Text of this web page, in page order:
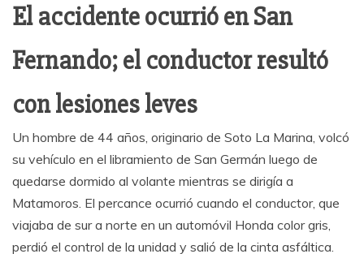
El accidente ocurrió en San
Fernando; el conductor resultó
con lesiones leves
Un hombre de 44 años, originario de Soto La Marina, volcó
su vehículo en el libramiento de San Germán luego de
quedarse dormido al volante mientras se dirigía a
Matamoros. El percance ocurrió cuando el conductor, que
viajaba de sur a norte en un automóvil Honda color gris,
perdió el control de la unidad y salió de la cinta asfáltica.